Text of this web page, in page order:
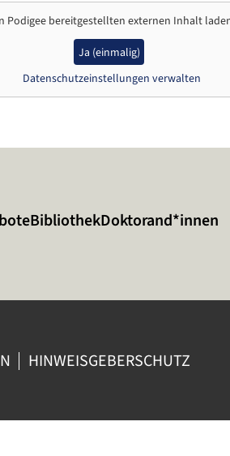
Podigee bereitgestellten externen Inhalt
Ja (einmalig)
Datenschutzeinstellungen verwalten
BibliothekDoktorand*innen
HINWEISGEBERSCHUTZ